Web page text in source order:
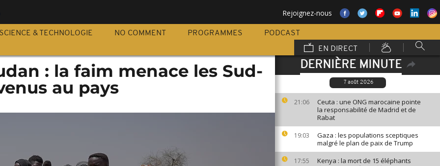
Rejoignez-nous
SCIENCE & TECHNOLOGIE NO COMMENT PROGRAMMES
PODCAST
EN DIRECT
DERNIÈRE MINUTE
7 août 2026
21:06
Ceuta : une ONG marocaine pointe
la responsabilité de Madrid et de
Rabat
19:03
Gaza : les populations sceptiques
malgré le plan de paix de Trump
17:55
Kenya : la mort de 15 éléphants
: la faim menace les Sud-
au pays